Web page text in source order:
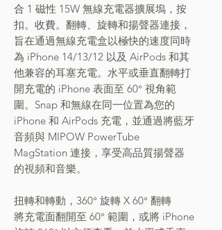
合 1 磁性 15W 無線充電器擴展塢，按
扣。收費。翻轉、旋轉和揚聲器連接，
旨在通過無線充電盒以極快的速度同時
為 iPhone 14/13/12 以及 AirPods 和其
他兼容的耳塞充電。水平或垂直翻轉打
開充電的 iPhone 表面至 60° 視角範
圍。Snap 和無線在同一位置為您的
iPhone 和 AirPods 充電，並通過將藍牙
音頻與 MIPOW PowerTube
MagStation 連接，享受高品質揚聲器
的視頻和音樂。
扭轉和轉動，360° 旋轉 X 60° 翻轉
將充電面翻開至 60° 範圍，或將 iPhone